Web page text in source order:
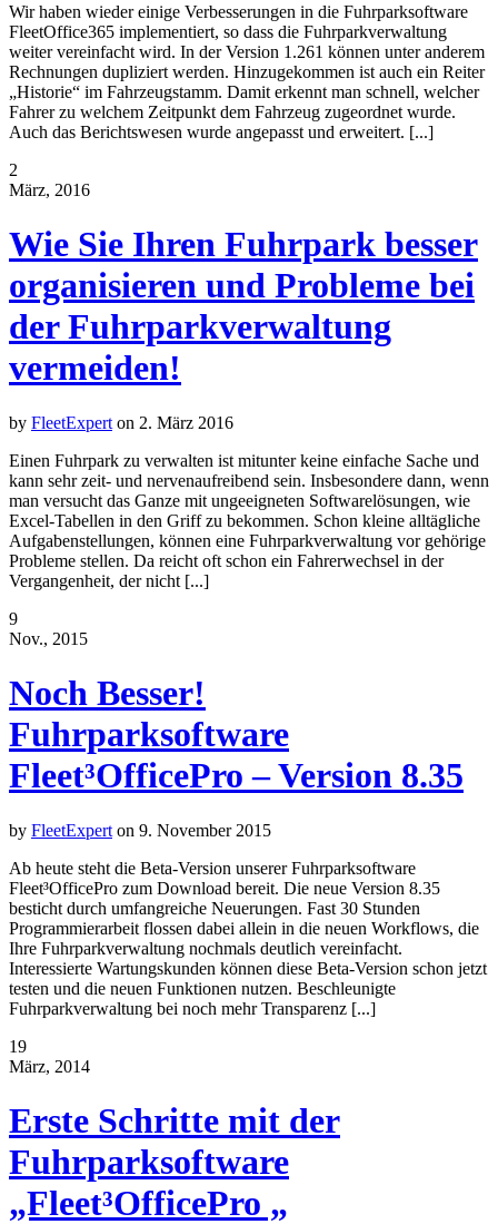
Wir haben wieder einige Verbesserungen in die Fuhrparksoftware
FleetOffice365 implementiert, so dass die Fuhrparkverwaltung
weiter vereinfacht wird. In der Version 1.261 können unter anderem
Rechnungen dupliziert werden. Hinzugekommen ist auch ein Reiter
„Historie“ im Fahrzeugstamm. Damit erkennt man schnell, welcher
Fahrer zu welchem Zeitpunkt dem Fahrzeug zugeordnet wurde.
Auch das Berichtswesen wurde angepasst und erweitert. [...]
2
März, 2016
Wie Sie Ihren Fuhrpark besser
organisieren und Probleme bei
der Fuhrparkverwaltung
vermeiden!
by FleetExpert on 2. März 2016
Einen Fuhrpark zu verwalten ist mitunter keine einfache Sache und
kann sehr zeit- und nervenaufreibend sein. Insbesondere dann, wenn
man versucht das Ganze mit ungeeigneten Softwarelösungen, wie
Excel-Tabellen in den Griff zu bekommen. Schon kleine alltägliche
Aufgabenstellungen, können eine Fuhrparkverwaltung vor gehörige
Probleme stellen. Da reicht oft schon ein Fahrerwechsel in der
Vergangenheit, der nicht [...]
9
Nov., 2015
Noch Besser!
Fuhrparksoftware
Fleet³OfficePro – Version 8.35
by FleetExpert on 9. November 2015
Ab heute steht die Beta-Version unserer Fuhrparksoftware
Fleet³OfficePro zum Download bereit. Die neue Version 8.35
besticht durch umfangreiche Neuerungen. Fast 30 Stunden
Programmierarbeit flossen dabei allein in die neuen Workflows, die
Ihre Fuhrparkverwaltung nochmals deutlich vereinfacht.
Interessierte Wartungskunden können diese Beta-Version schon jetzt
testen und die neuen Funktionen nutzen. Beschleunigte
Fuhrparkverwaltung bei noch mehr Transparenz [...]
19
März, 2014
Erste Schritte mit der
Fuhrparksoftware
„Fleet³OfficePro „